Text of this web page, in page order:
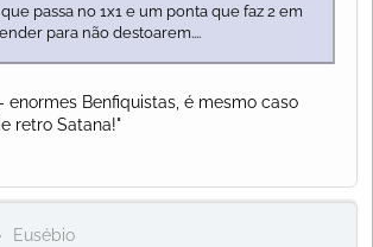
passa no 1x1 e um ponta que faz 2 em
para não destoarem....
enormes Benfiquistas, é mesmo caso
retro Satana!"
Eusébio